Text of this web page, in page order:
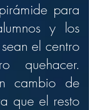
para
y los
el centro
quehacer.
cambio de
que el resto